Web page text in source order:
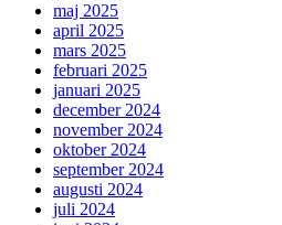
maj 2025
april 2025
mars 2025
februari 2025
januari 2025
december 2024
november 2024
oktober 2024
september 2024
augusti 2024
juli 2024